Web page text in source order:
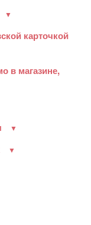
карточкой
в магазине,